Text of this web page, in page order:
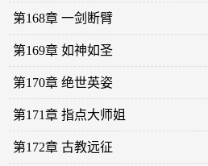
第168章 一剑断臂
第169章 如神如圣
第170章 绝世英姿
第171章 指点大师姐
第172章 古教远征